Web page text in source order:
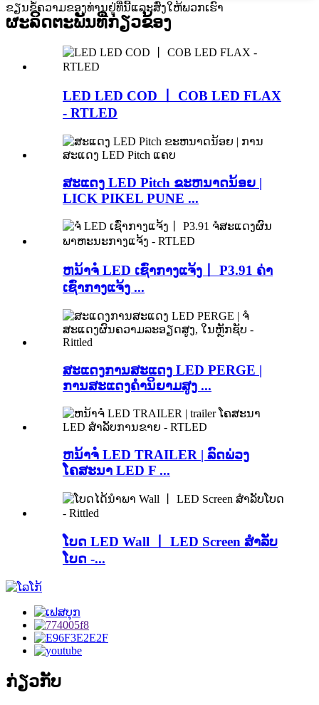
ຂຽນຂໍ້ຄວາມຂອງທ່ານຢູ່ທີ່ນີ້ແລະສົ່ງໃຫ້ພວກເຮົາ
ຜະລິດຕະພັນທີ່ກ່ຽວຂ້ອງ
LED LED COD 丨 COB LED FLAX
- RTLED
ສະແດງ LED Pitch ຂະຫນາດນ້ອຍ |
LICK PIKEL PUNE ...
ຫນ້າຈໍ LED ເຊົ່າກາງແຈ້ງ丨 P3.91 ຄ່າ
ເຊົ່າກາງແຈ້ງ ...
ສະແດງການສະແດງ LED PERGE |
ການສະແດງຄໍານິຍາມສູງ ...
ຫນ້າຈໍ LED TRAILER | ລົດພ່ວງ
ໂຄສະນາ LED F ...
ໂບດ LED Wall 丨 LED Screen ສໍາລັບ
ໂບດ -...
ກ່ຽວກັບ